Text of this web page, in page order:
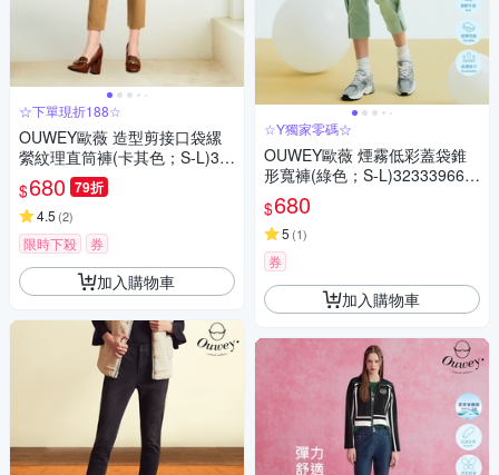
☆下單現折188☆
OUWEY歐薇 造型剪接口袋縲
縈紋理直筒褲(卡其色；S-L)32
23066629
$680 79折
4.5 (2)
限時下殺 券
加入購物車
☆Y獨家零碼☆
OUWEY歐薇 煙霧低彩蓋袋錐
形寬褲(綠色；S-L)323339661
$680
5 (1)
券
加入購物車